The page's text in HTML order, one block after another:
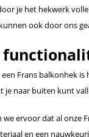
je het hekwerk
ook door ons
Frans balkonhek
je naar buiten kunt
we ervoor dat al
en een